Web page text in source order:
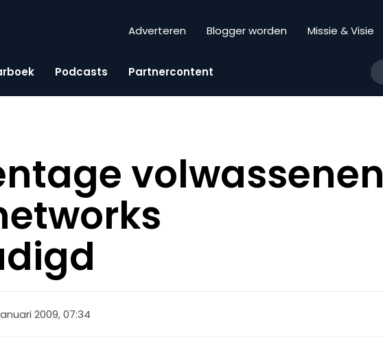
Adverteren Blogger worden Missie & Visie
Podcasts Partnercontent
2009, 07:34